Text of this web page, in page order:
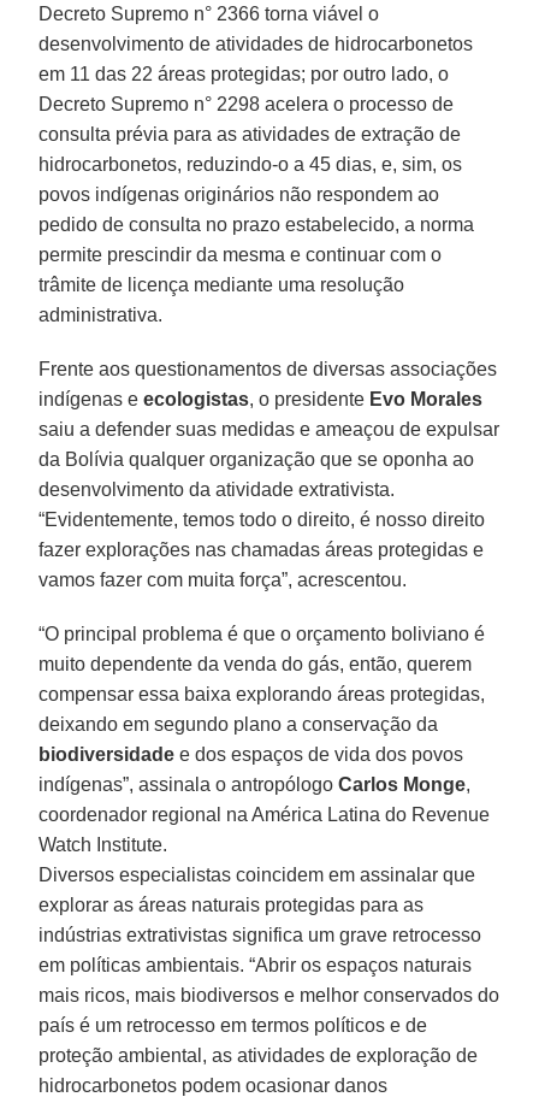
Decreto Supremo n° 2366 torna viável o
desenvolvimento de atividades de hidrocarbonetos
em 11 das 22 áreas protegidas; por outro lado, o
Decreto Supremo n° 2298 acelera o processo de
consulta prévia para as atividades de extração de
hidrocarbonetos, reduzindo-o a 45 dias, e, sim, os
povos indígenas originários não respondem ao
pedido de consulta no prazo estabelecido, a norma
permite prescindir da mesma e continuar com o
trâmite de licença mediante uma resolução
administrativa.
Frente aos questionamentos de diversas associações
indígenas eecologistas, o presidente Evo Morales
saiu a defender suas medidas e ameaçou de expulsar
da Bolívia qualquer organização que se oponha ao
desenvolvimento da atividade extrativista.
“Evidentemente, temos todo o direito, é nosso direito
fazer explorações nas chamadas áreas protegidas e
vamos fazer com muita força”, acrescentou.
“O principal problema é que o orçamento boliviano é
muito dependente da venda do gás, então, querem
compensar essa baixa explorando áreas protegidas,
deixando em segundo plano a conservação da
biodiversidade e dos espaços de vida dos povos
indígenas”, assinala o antropólogoCarlos Monge,
coordenador regional na América Latina do Revenue
Watch Institute.
Diversos especialistas coincidem em assinalar que
explorar as áreas naturais protegidas para as
indústrias extrativistas significa um grave retrocesso
em políticas ambientais. “Abrir os espaços naturais
mais ricos, mais biodiversos e melhor conservados do
país é um retrocesso em termos políticos e de
proteção ambiental, as atividades de exploração de
hidrocarbonetos podem ocasionar danos